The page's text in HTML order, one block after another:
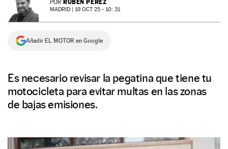
NEWSLETTER
SÍGUENOS
POR RUBÉN PÉREZ
MADRID | 19 OCT 25 - 10: 31
Añadir EL MOTOR en Google
Es necesario revisar la pegatina que tiene tu
motocicleta para evitar multas en las zonas
de bajas emisiones.